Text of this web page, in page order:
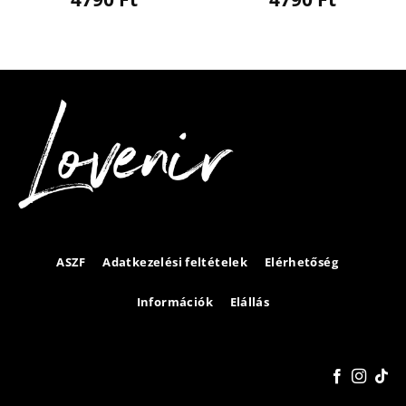
ASZF Adatkezelési feltételek Elérhetőség
Információk Elállás